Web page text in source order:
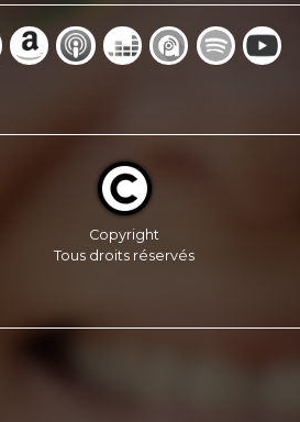
Copyright
Tous droits réservés